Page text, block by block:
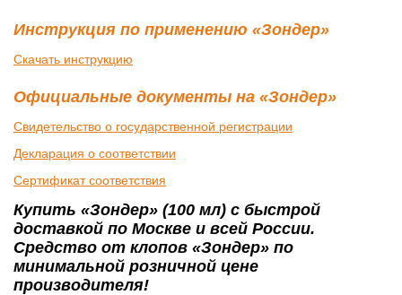
Инструкция по применению «Зондер»
Скачать инструкцию
Официальные документы на «Зондер»
Свидетельство о государственной регистрации
Декларация о соответствии
Сертификат соответствия
Купить «Зондер» (100 мл) с быстрой
доставкой по Москве и всей России.
Средство от клопов «Зондер» по
минимальной розничной цене
производителя!